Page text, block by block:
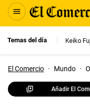
Temas del día Keiko
El Comercio · Mundo ·
Añadir El